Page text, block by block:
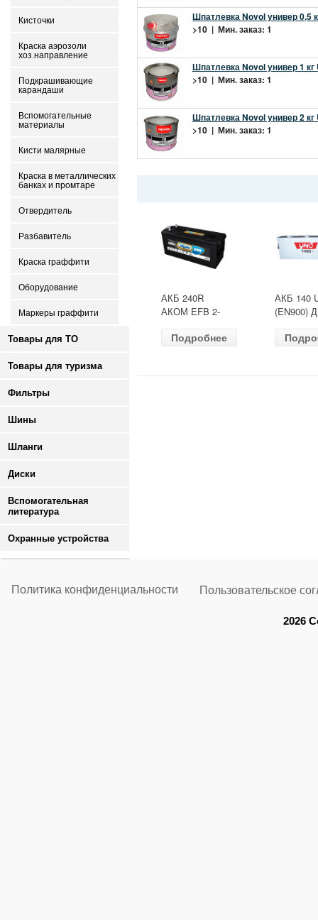
Кисточки
Краска аэрозоли
хоз.направление
Подкрашивающие
карандаши
Вспомогательные
материалы
Кисти малярные
Краска в металлических
банках и промтаре
Отвердитель
Разбавитель
Краска граффити
Оборудование
Маркеры граффити
Товары для ТО
Товары для туризма
Фильтры
Шины
Шланги
Диски
Вспомогательная
литература
Охранные устройства
Шпатлевка Novol универ 0,5
>10 | Мин. заказ: 1
Шпатлевка Novol универ 1 кг
>10 | Мин. заказ: 1
Шпатлевка Novol универ 2 кг
>10 | Мин. заказ: 1
АКБ 240R
АКОМ EFB 2-
(EN1500) ДШВ
Подробнее
АКБ 140
(EN900)
залит
Политика конфиденциальности Пользовательское
2026